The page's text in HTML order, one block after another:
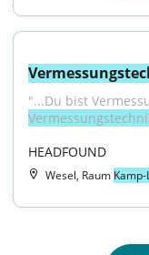
HEADFOUND
Wesel, Raum